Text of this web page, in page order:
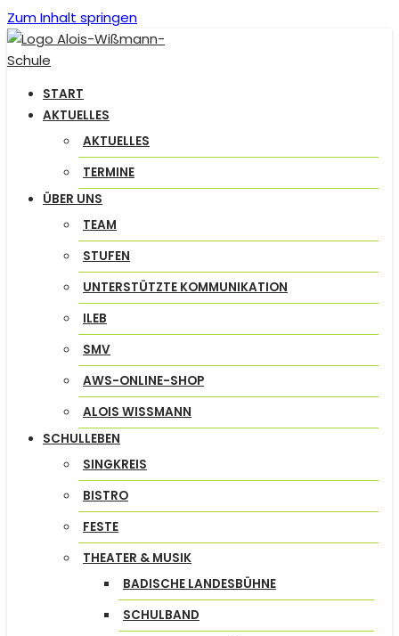
Zum Inhalt springen
START
AKTUELLES
AKTUELLES
TERMINE
ÜBER UNS
TEAM
STUFEN
UNTERSTÜTZTE KOMMUNIKATION
ILEB
SMV
AWS-ONLINE-SHOP
ALOIS WISSMANN
SCHULLEBEN
SINGKREIS
BISTRO
FESTE
THEATER & MUSIK
BADISCHE LANDESBÜHNE
SCHULBAND